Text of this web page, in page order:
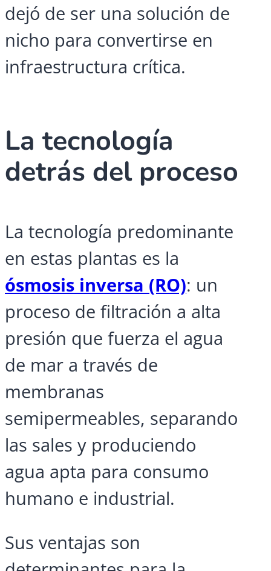
dejó de ser una solución de
nicho para convertirse en
infraestructura crítica.
La tecnología
detrás del proceso
La tecnología predominante
en estas plantas es la
ósmosis inversa (RO): un
proceso de filtración a alta
presión que fuerza el agua
de mar a través de
membranas
semipermeables, separando
las sales y produciendo
agua apta para consumo
humano e industrial.
Sus ventajas son